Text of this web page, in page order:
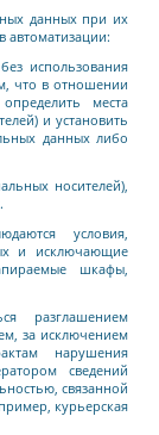
данных при их
автоматизации:
использования
что в отношении
места
и установить
данных либо
носителей),
условия,
и исключающие
шкафы,
разглашением
за исключением
нарушения
сведений
связанной
курьерская